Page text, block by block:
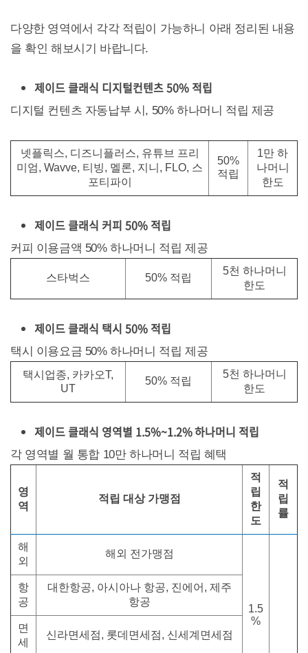
다양한 영역에서 각각 적립이 가능하니 아래 정리된 내용
을 확인 해보시기 바랍니다.
제이드 클래식 디지털컨텐츠 50% 적립
디지털 컨텐츠 자동납부 시, 50% 하나머니 적립 제공
넷플릭스, 디즈니플러스, 유튜브 프리
미엄, Wavve, 티빙, 멜론, 지니, FLO, 스
포티파이
50%
적립
1만 하
나머니
한도
제이드 클래식 커피 50% 적립
커피 이용금액 50% 하나머니 적립 제공
스타벅스 50% 적립
5천 하나머니
한도
제이드 클래식 택시 50% 적립
택시 이용요금 50% 하나머니 적립 제공
택시업종, 카카오T,
UT
50% 적립
5천 하나머니
한도
제이드 클래식 영역별 1.5%~1.2% 하나머니 적립
각 영역별 월 통합 10만 하나머니 적립 혜택
영
역
적립 대상 가맹점
적
립
한
도
적
립
률
해
외
해외 전가맹점
1.5
%
항
공
대한항공, 아시아나 항공, 진에어, 제주
항공
면
세
신라면세점, 롯데면세점, 신세계면세점